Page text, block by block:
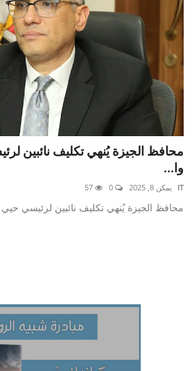
محافظ الجيزة يُنهي تكليف نائبين
وا...
IT يمكن 8, 2025
محافظ الجيزة يُنهي تكليف نائبين لرئيسي حيي